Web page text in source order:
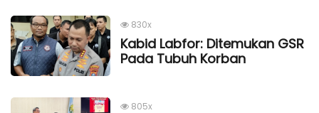
830x
Kabid Labfor: Ditemukan GSR
Pada Tubuh Korban
805x